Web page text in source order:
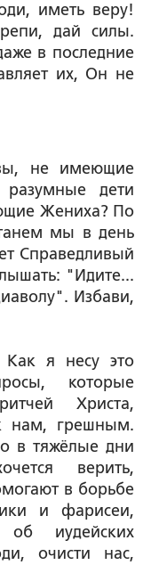
иметь веру!
дай силы.
в последние
их, Он не
не имеющие
дети
Жениха? По
мы в день
Справедливый
"Идите...
Избави,
Как я несу это
которые
Христа,
нам, грешным.
в тяжёлые дни
верить,
в борьбе
и фарисеи,
иудейских
очисти нас,